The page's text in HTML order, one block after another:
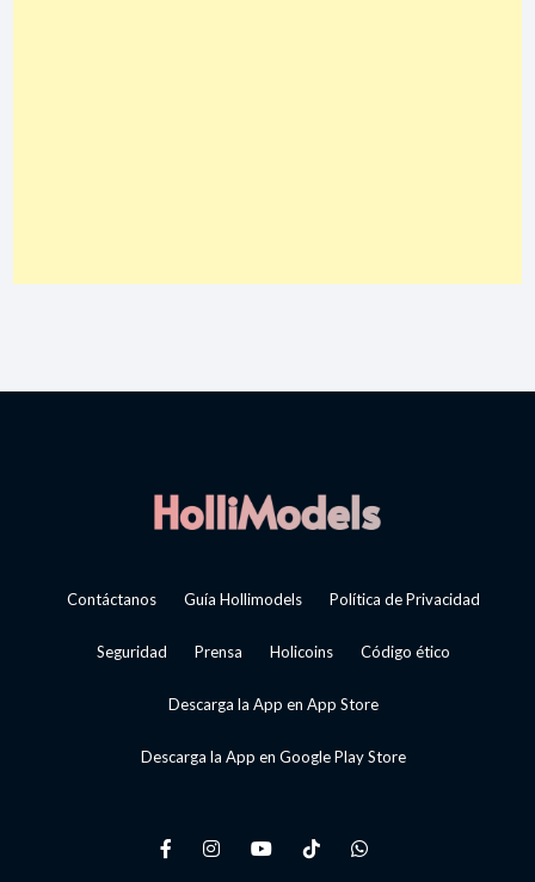
Contáctanos Guía Hollimodels Política de Privacidad
Seguridad Prensa Holicoins Código ético
Descarga la App en App Store
Descarga la App en Google Play Store